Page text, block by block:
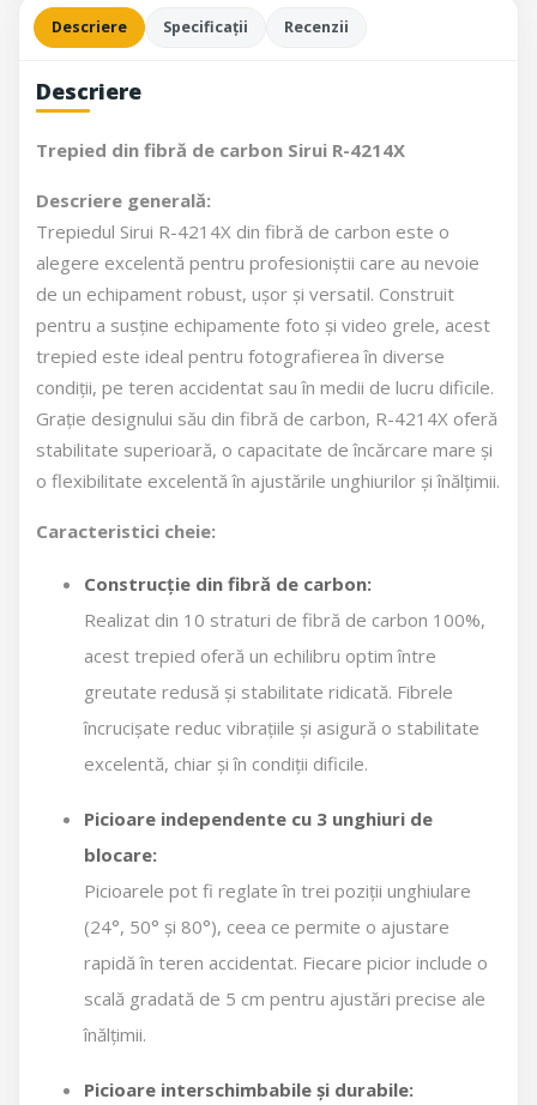
Descriere Specificații Recenzii
Descriere
Trepied din fibră de carbon Sirui R-4214X
Descriere generală:
Trepiedul Sirui R-4214X din fibră de carbon este o
alegere excelentă pentru profesioniștii care au nevoie
de un echipament robust, ușor și versatil. Construit
pentru a susține echipamente foto și video grele, acest
trepied este ideal pentru fotografierea în diverse
condiții, pe teren accidentat sau în medii de lucru dificile.
Grație designului său din fibră de carbon, R-4214X oferă
stabilitate superioară, o capacitate de încărcare mare și
o flexibilitate excelentă în ajustările unghiurilor și înălțimii.
Caracteristici cheie:
Construcție din fibră de carbon:
Realizat din 10 straturi de fibră de carbon 100%,
acest trepied oferă un echilibru optim între
greutate redusă și stabilitate ridicată. Fibrele
încrucișate reduc vibrațiile și asigură o stabilitate
excelentă, chiar și în condiții dificile.
Picioare independente cu 3 unghiuri de
blocare:
Picioarele pot fi reglate în trei poziții unghiulare
(24°, 50° și 80°), ceea ce permite o ajustare
rapidă în teren accidentat. Fiecare picior include o
scală gradată de 5 cm pentru ajustări precise ale
înălțimii.
Picioare interschimbabile și durabile: